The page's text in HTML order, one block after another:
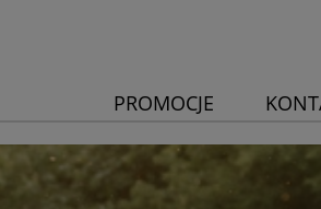
PROMOCJE